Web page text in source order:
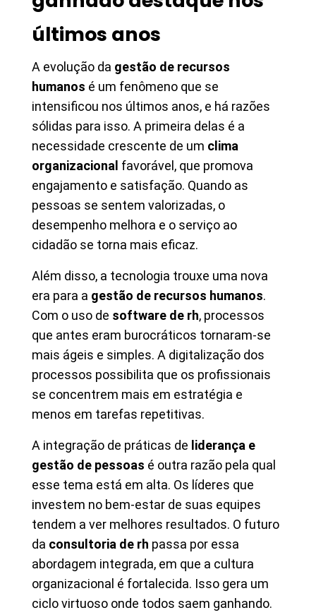
últimos anos
A evolução da gestão de recursos
humanos é um fenômeno que se
intensificou nos últimos anos, e há razões
sólidas para isso. A primeira delas é a
necessidade crescente de um clima
organizacional favorável, que promova
engajamento e satisfação. Quando as
pessoas se sentem valorizadas, o
desempenho melhora e o serviço ao
cidadão se torna mais eficaz.
Além disso, a tecnologia trouxe uma nova
era para a gestão de recursos humanos.
Com o uso de software de rh, processos
que antes eram burocráticos tornaram-se
mais ágeis e simples. A digitalização dos
processos possibilita que os profissionais
se concentrem mais em estratégia e
menos em tarefas repetitivas.
A integração de práticas de liderança e
gestão de pessoas é outra razão pela qual
esse tema está em alta. Os líderes que
investem no bem-estar de suas equipes
tendem a ver melhores resultados. O futuro
da consultoria de rh passa por essa
abordagem integrada, em que a cultura
organizacional é fortalecida. Isso gera um
ciclo virtuoso onde todos saem ganhando.